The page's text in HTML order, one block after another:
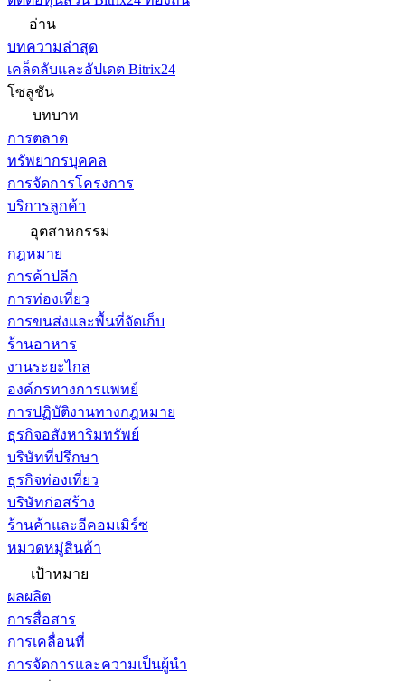
อ่าน
บทความล่าสุด
เคล็ดลับและอัปเดต Bitrix24
โซลูชัน
บทบาท
การตลาด
ทรัพยากรบุคคล
การจัดการโครงการ
บริการลูกค้า
อุตสาหกรรม
กฎหมาย
การค้าปลีก
การท่องเที่ยว
การขนส่งและพื้นที่จัดเก็บ
ร้านอาหาร
งานระยะไกล
องค์กรทางการแพทย์
การปฏิบัติงานทางกฎหมาย
ธุรกิจอสังหาริมทรัพย์
บริษัทที่ปรึกษา
ธุรกิจท่องเที่ยว
บริษัทก่อสร้าง
ร้านค้าและอีคอมเมิร์ซ
หมวดหมู่สินค้า
เป้าหมาย
ผลผลิต
การสื่อสาร
การเคลื่อนที่
การจัดการและความเป็นผู้นำ